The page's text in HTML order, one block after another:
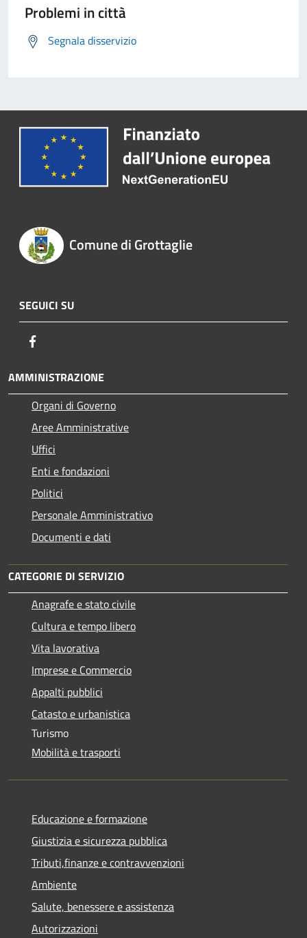
Problemi in città
Segnala disservizio
Comune di Grottaglie
SEGUICI SU
AMMINISTRAZIONE
Organi di Governo
Aree Amministrative
Uffici
Enti e fondazioni
Politici
Personale Amministrativo
Documenti e dati
CATEGORIE DI SERVIZIO
Anagrafe e stato civile
Cultura e tempo libero
Vita lavorativa
Imprese e Commercio
Appalti pubblici
Catasto e urbanistica
Turismo
Mobilità e trasporti
Educazione e formazione
Giustizia e sicurezza pubblica
Tributi,finanze e contravvenzioni
Ambiente
Salute, benessere e assistenza
Autorizzazioni